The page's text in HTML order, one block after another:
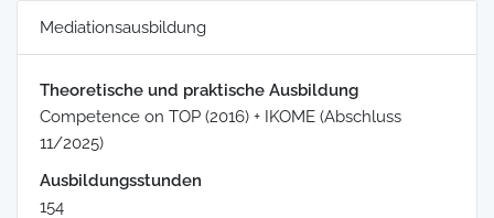
Mediationsausbildung
Theoretische und praktische Ausbildung
Competence on TOP (2016) + IKOME (Abschluss
11/2025)
Ausbildungsstunden
154